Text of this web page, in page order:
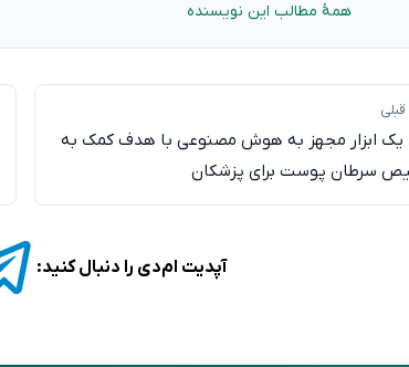
همهٔ مطالب این نویسنده
یک ابزار مجهز به هوش مصنوعی با هدف کمک به
سرطان پوست برای پزشکان
آپدیت ام‌دی را دنبال کنید: